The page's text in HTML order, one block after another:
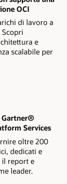
OCI
di lavoro a
e
scalabile per
Gartner®
Services
oltre 200
dedicati e
il report e
leader.